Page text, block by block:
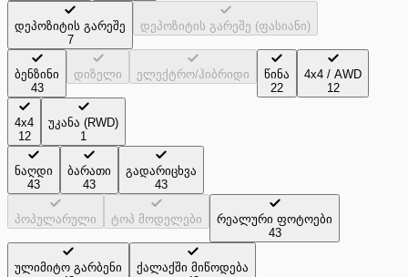
დეპოზიტის გარეშე
7
დეპოზიტის გარეშე (ფასიანი)
ბენზინი
43
დიზელი ელექტრო/ჰიბრიდი
წინა
22
4x4 / AWD
12
4x4
12
უკანა (RWD)
1
ნაღდი
43
ბარათი
43
გადარიცხვა
43
პოპულარული ტოპ მოდელები
რეალური ფოტოები
43
ულიმიტო გარბენი
ქალაქში მიწოდება